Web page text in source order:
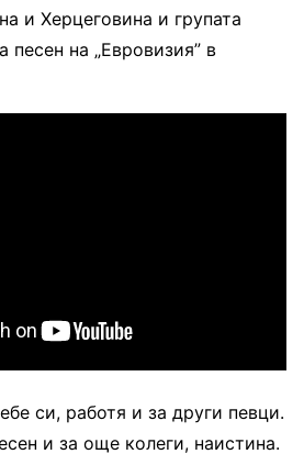
и Херцеговина и групата
песен на „Евровизия” в
си, работя и за други певци.
и за още колеги, наистина.